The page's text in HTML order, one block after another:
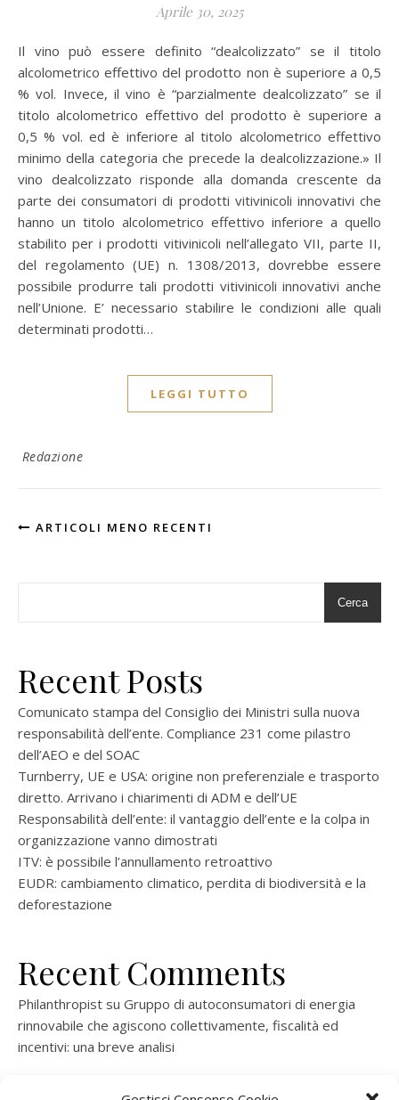
Aprile 30, 2025
Il vino può essere definito “dealcolizzato” se il titolo
alcolometrico effettivo del prodotto non è superiore a 0,5
% vol. Invece, il vino è “parzialmente dealcolizzato” se il
titolo alcolometrico effettivo del prodotto è superiore a
0,5 % vol. ed è inferiore al titolo alcolometrico effettivo
minimo della categoria che precede la dealcolizzazione.» Il
vino dealcolizzato risponde alla domanda crescente da
parte dei consumatori di prodotti vitivinicoli innovativi che
hanno un titolo alcolometrico effettivo inferiore a quello
stabilito per i prodotti vitivinicoli nell’allegato VII, parte II,
del regolamento (UE) n. 1308/2013, dovrebbe essere
possibile produrre tali prodotti vitivinicoli innovativi anche
nell’Unione. E’ necessario stabilire le condizioni alle quali
determinati prodotti…
LEGGI TUTTO
Redazione
ARTICOLI MENO RECENTI
Cerca
Recent Posts
Comunicato stampa del Consiglio dei Ministri sulla nuova
responsabilità dell’ente. Compliance 231 come pilastro
dell’AEO e del SOAC
Turnberry, UE e USA: origine non preferenziale e trasporto
diretto. Arrivano i chiarimenti di ADM e dell’UE
Responsabilità dell’ente: il vantaggio dell’ente e la colpa in
organizzazione vanno dimostrati
ITV: è possibile l’annullamento retroattivo
EUDR: cambiamento climatico, perdita di biodiversità e la
deforestazione
Recent Comments
Philanthropist su Gruppo di autoconsumatori di energia
rinnovabile che agiscono collettivamente, fiscalità ed
incentivi: una breve analisi